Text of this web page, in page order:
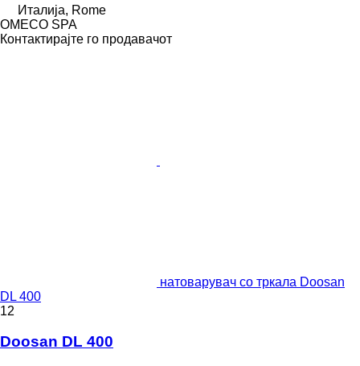
Италија, Rome
OMECO SPA
Контактирајте го продавачот
натоварувач со тркала Doosan
DL 400
12
Doosan DL 400